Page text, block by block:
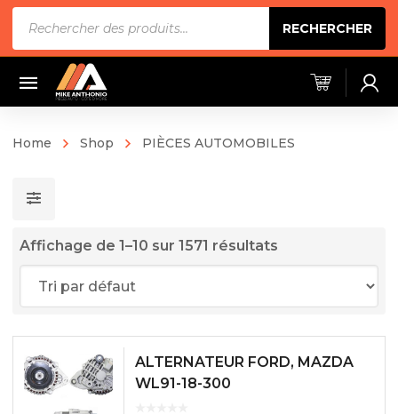
produits
RECHERCHER
Home Shop PIÈCES AUTOMOBILES
Affichage de 1–10 sur 1571 résultats
ALTERNATEUR FORD, MAZDA
WL91-18-300